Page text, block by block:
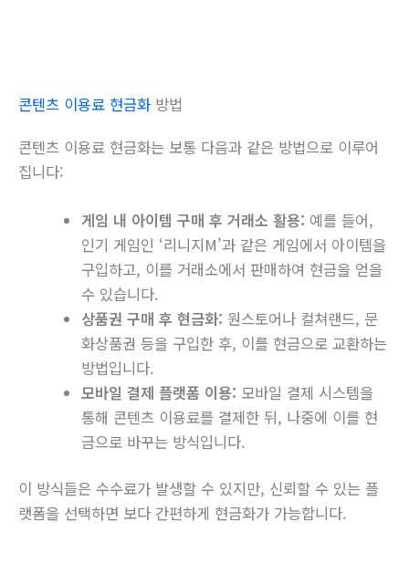
콘텐츠 이용료 현금화 방법
콘텐츠 이용료 현금화는 보통 다음과 같은 방법으로 이루어
집니다:
게임 내 아이템 구매 후 거래소 활용: 예를 들어,
인기 게임인 ‘리니지M’과 같은 게임에서 아이템을
구입하고, 이를 거래소에서 판매하여 현금을 얻을
수 있습니다.
상품권 구매 후 현금화: 원스토어나 컬쳐랜드, 문
화상품권 등을 구입한 후, 이를 현금으로 교환하는
방법입니다.
모바일 결제 플랫폼 이용: 모바일 결제 시스템을
통해 콘텐츠 이용료를 결제한 뒤, 나중에 이를 현
금으로 바꾸는 방식입니다.
이 방식들은 수수료가 발생할 수 있지만, 신뢰할 수 있는 플
랫폼을 선택하면 보다 간편하게 현금화가 가능합니다.